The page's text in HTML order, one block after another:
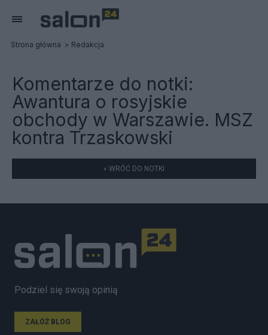
Strona główna Redakcja
Komentarze do notki:
Awantura o rosyjskie
obchody w Warszawie. MSZ
kontra Trzaskowski
« WRÓĆ DO NOTKI
Podziel się swoją opinią
ZAŁÓŻ BLOG